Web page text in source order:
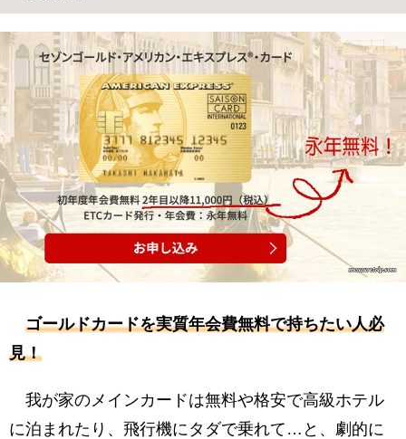
セゾンゴールド・アメリカン・エキスプレスカ
ードを年会費無料で発行する方法
永年年会費無料にするための条件
ゴールドカード年会費永年無料のインビテーシ
ョン（招待）が来るための条件
インビテーションが期待できるおすすめカード
その１
インビテーションが期待できるセゾンのおすす
めカードその２
カード」のインビテーション（招待）はどこに
ゴールドカードを実質年会費無料で持ちたい人必
見！
我が家のメインカードは無料や格安で高級ホテル
に泊まれたり、飛行機にタダで乗れて…と、劇的に